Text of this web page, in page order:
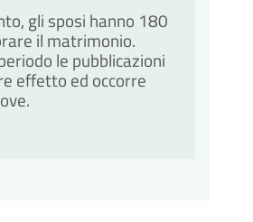
gli sposi hanno 180
il matrimonio.
le pubblicazioni
effetto ed occorre